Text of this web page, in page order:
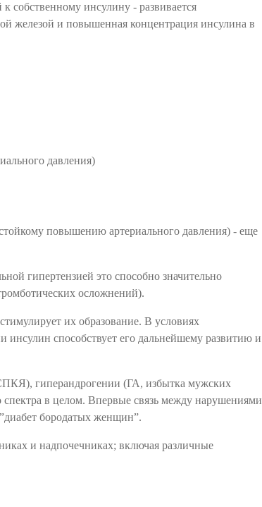
собственному инсулину - развивается
железой и повышенная концентрация инсулина в
давления)
повышению артериального давления) - еще
гипертензией это способно значительно
осложнений).
их образование. В условиях
способствует его дальнейшему развитию и
гиперандрогении (ГА, избытка мужских
в целом. Впервые связь между нарушениями
бородатых женщин”.
и надпочечниках; включая различные